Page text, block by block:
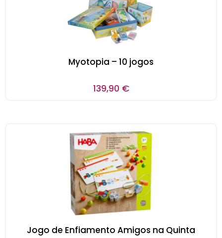
Myotopia – 10 jogos
139,90 €
Jogo de Enfiamento Amigos na Quinta